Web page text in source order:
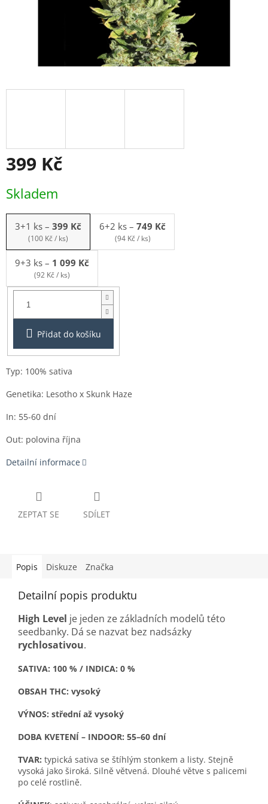
399 Kč
cena:
Skladem
3+1 ks – 399 Kč
(100 Kč / ks)
6+2 ks – 749 Kč
(94 Kč / ks)
9+3 ks – 1 099 Kč
(92 Kč / ks)
Balení:
3+1ks
Přidat do košíku
Typ: 100% sativa
Genetika: Lesotho x Skunk Haze
In: 55-60 dní
Out: polovina října
Detailní informace
ZEPTAT SE SDÍLET
Popis Diskuze Značka
Detailní popis produktu
High Level je jeden ze základních modelů této
seedbanky. Dá se nazvat bez nadsázky
rychlosativou.
SATIVA: 100 % / INDICA: 0 %
OBSAH THC: vysoký
VÝNOS: střední až vysoký
DOBA KVETENÍ – INDOOR: 55–60 dní
TVAR: typická sativa se štíhlým stonkem a listy. Stejně
vysoká jako široká. Silně větvená. Dlouhé větve s palicemi
po celé rostlině.